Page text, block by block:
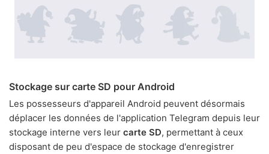
Stockage sur carte SD pour Android
Les possesseurs d'appareil Android peuvent désormais
déplacer les données de l'application Telegram depuis leur
stockage interne vers leur carte SD, permettant à ceux
disposant de peu d'espace de stockage d'enregistrer